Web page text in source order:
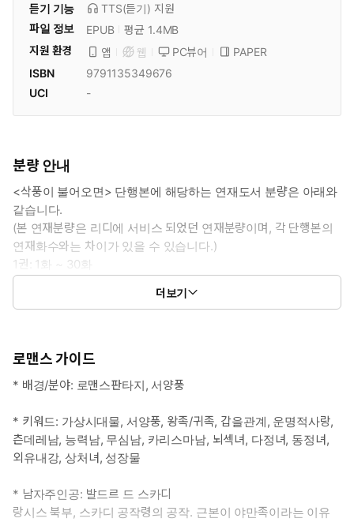
듣기 기능
TTS(듣기) 지원
파일 정보
EPUB
평균 1.4MB
지원 환경
앱 웹 PC뷰어
PAPER
ISBN
9791135349676
UCI
-
분량 안내
<삭풍이 불어오면> 단행본에 해당하는 연재도서 분량은 아래와
같습니다.
(본 연재분량은 리디에 서비스 되었던 연재분량이며, 각 단행본의
연재화수와는 차이가 있을 수 있습니다.)
1권: 1화 ~ 30화
2권: 31화 ~ 60화
(외전): 외전 1화 ~ 외전 20화
더보기
로맨스 가이드
* 배경/분야: 로맨스판타지, 서양풍
* 키워드: 가상시대물, 서양풍, 왕족/귀족, 갑을관계, 운명적사랑,
츤데레남, 능력남, 무심남, 카리스마남, 뇌섹녀, 다정녀, 동정녀,
외유내강, 상처녀, 성장물
* 남자주인공: 발드르 드 스카디
랑시스 북부, 스카디 공작령의 공작. 근본이 야만족이라는 이유